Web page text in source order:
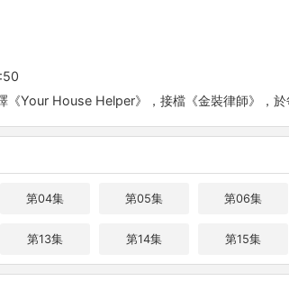
《Your House Helper》，接檔《金裝律師》，
第04集 第05集 第06集
第13集 第14集 第15集